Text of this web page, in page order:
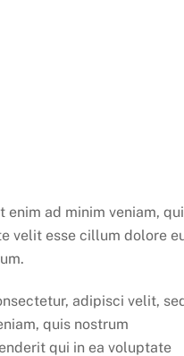
ad minim veniam,
velit esse cillum dolore
adipisci velit,
quis nostrum
qui in ea voluptate